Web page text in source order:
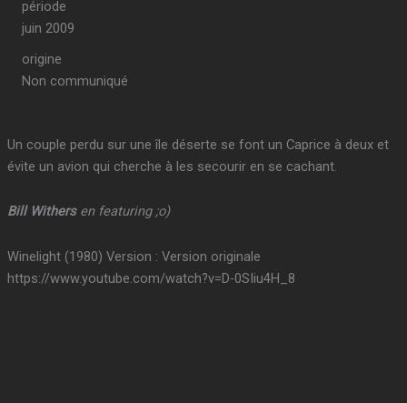
période
juin 2009
origine
Non communiqué
Un couple perdu sur une île déserte se font un Caprice à deux et
évite un avion qui cherche à les secourir en se cachant.
Bill Withersen featuring ;o)
Winelight (1980) Version : Version originale
https://www.youtube.com/watch?v=D-0SIiu4H_8